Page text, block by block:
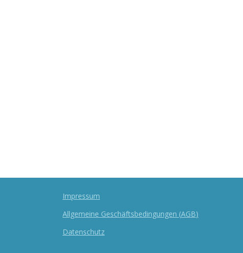
Impressum
Allgemeine Geschäftsbedingungen (AGB)
Datenschutz